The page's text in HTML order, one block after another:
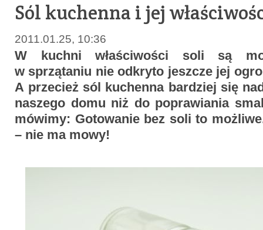
Sól kuchenna i jej
2011.01.25, 10:36
W kuchni właściwości soli są
w sprzątaniu nie odkryto jeszcze jej
A przecież sól kuchenna bardziej się
naszego domu niż do poprawiania
mówimy: Gotowanie bez soli to
– nie ma mowy!